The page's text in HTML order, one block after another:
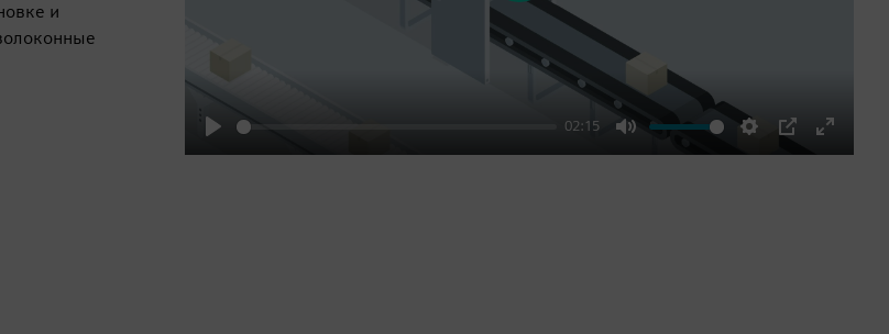
и
Play
02:15
Mute Settings
PIP
Enter